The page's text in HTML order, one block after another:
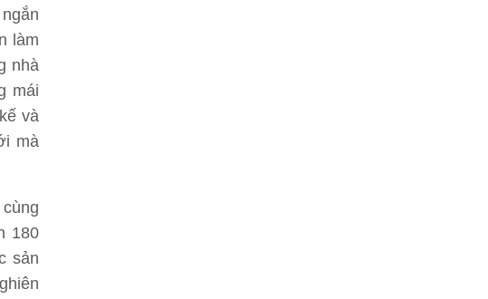
làm
nhà
mái
và
mà
180
sản